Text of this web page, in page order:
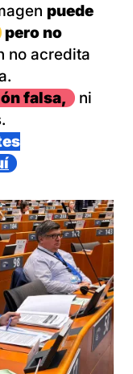
puede
pero no
no acredita
falsa,
ni